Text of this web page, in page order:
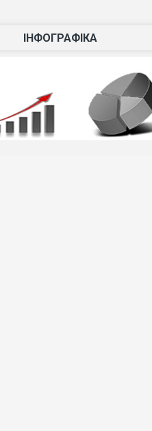
ІНФОГРАФІКА